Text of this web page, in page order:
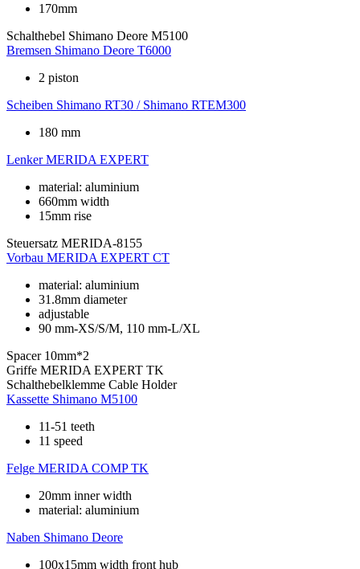
170mm
Schalthebel Shimano Deore M5100
Bremsen Shimano Deore T6000
2 piston
Scheiben Shimano RT30 / Shimano RTEM300
180 mm
Lenker MERIDA EXPERT
material: aluminium
660mm width
15mm rise
Steuersatz MERIDA-8155
Vorbau MERIDA EXPERT CT
material: aluminium
31.8mm diameter
adjustable
90 mm-XS/S/M, 110 mm-L/XL
Spacer 10mm*2
Griffe MERIDA EXPERT TK
Schalthebelklemme Cable Holder
Kassette Shimano M5100
11-51 teeth
11 speed
Felge MERIDA COMP TK
20mm inner width
material: aluminium
Naben Shimano Deore
100x15mm width front hub